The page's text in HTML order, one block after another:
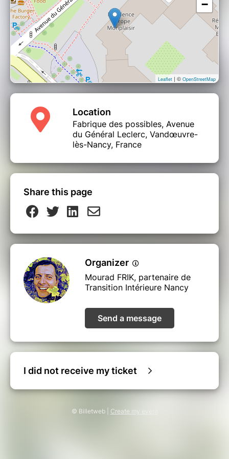
−
Leaflet | © OpenStreetMap
Location
Fabrique des possibles, Avenue
du Général Leclerc, Vandœuvre-
lès-Nancy, France
Share this page
Organizer
Mourad FRIK, partenaire de
Transition Intérieure Nancy
Send a message
I did not receive my ticket
© Billetweb | Create my event